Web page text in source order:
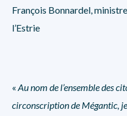
François Bonnardel,
l’Estrie
« Au nom de l’ensemble des
circonscription de Mégantic,